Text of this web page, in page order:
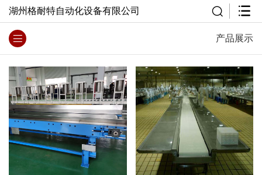
湖州格耐特自动化设备有限公司
产品展示